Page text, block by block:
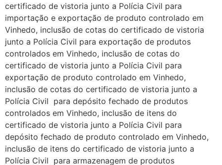
certificado de vistoria junto a Polícia Civil para
importação e exportação de produto controlado em
Vinhedo, inclusão de cotas do certificado de vistoria
junto a Polícia Civil para exportação de produtos
controlados em Vinhedo, inclusão de cotas do
certificado de vistoria junto a Polícia Civil para
exportação de produto controlado em Vinhedo,
inclusão de cotas do certificado de vistoria junto a
Polícia Civil para depósito fechado de produtos
controlados em Vinhedo, inclusão de itens do
certificado de vistoria junto a Polícia Civil para
depósito fechado de produto controlado em Vinhedo,
inclusão de itens do certificado de vistoria junto a
Polícia Civil para armazenagem de produtos